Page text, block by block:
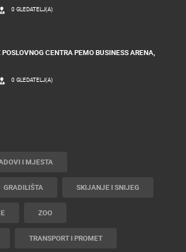
0 GLEDATELJ(A)
CENTRA PEMO BUSINESS ARENA,
0 GLEDATELJ(A)
I MJESTA
GRADILIŠTA SKIJANJE I SNIJEG
ZOO
TRANSPORT I PROMET